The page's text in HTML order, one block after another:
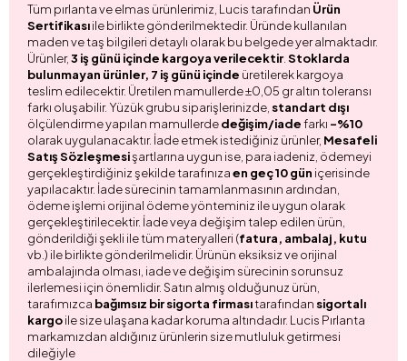
Tüm pırlanta ve elmas ürünlerimiz, Lucis tarafından Ürün
Sertifikasıile birlikte gönderilmektedir. Üründe kullanılan
maden ve taş bilgileri detaylı olarak bu belgede yer almaktadır.
Ürünler,3 iş günü içinde kargoya verilecektir. Stoklarda
bulunmayan ürünler, 7 iş günü içinde üretilerek kargoya
teslim edilecektir. Üretilen mamullerde ±0,05 gr altın toleransı
farkı oluşabilir. Yüzük grubu siparişlerinizde, standart dışı
ölçülendirme yapılan mamullerdedeğişim/iadefarkı -%10
olarak uygulanacaktır. İade etmek istediğiniz ürünler, Mesafeli
Satış Sözleşmesişartlarına uygun ise, para iadeniz, ödemeyi
gerçekleştirdiğiniz şekilde tarafınızaen geç 10 gün içerisinde
yapılacaktır. İade sürecinin tamamlanmasının ardından,
ödeme işlemi orijinal ödeme yönteminiz ile uygun olarak
gerçekleştirilecektir. İade veya değişim talep edilen ürün,
gönderildiği şekli ile tüm materyalleri (fatura, ambalaj, kutu
vb.) ile birlikte gönderilmelidir. Ürünün eksiksiz ve orijinal
ambalajında olması, iade ve değişim sürecinin sorunsuz
ilerlemesi için önemlidir. Satın almış olduğunuz ürün,
tarafımızca bağımsız bir sigorta firmasıtarafından sigortalı
kargoile size ulaşana kadar koruma altındadır. Lucis Pırlanta
markamızdan aldığınız ürünlerin size mutluluk getirmesi
dileğiyle